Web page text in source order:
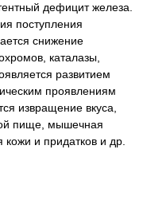
дефицит железа.
поступления
снижение
каталазы,
развитием
проявлениям
извращение вкуса,
пище, мышечная
и придатков и др.